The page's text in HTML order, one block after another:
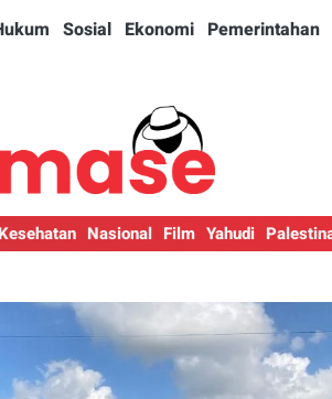
Sosial Ekonomi Pemerintahan
Kesehatan Nasional Film Yahudi